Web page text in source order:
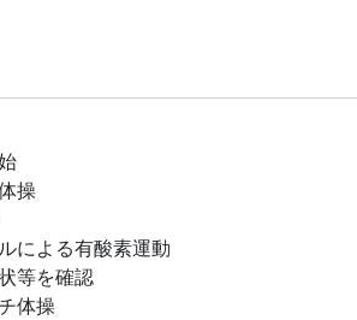
操
による有酸素運動
等を確認
体操